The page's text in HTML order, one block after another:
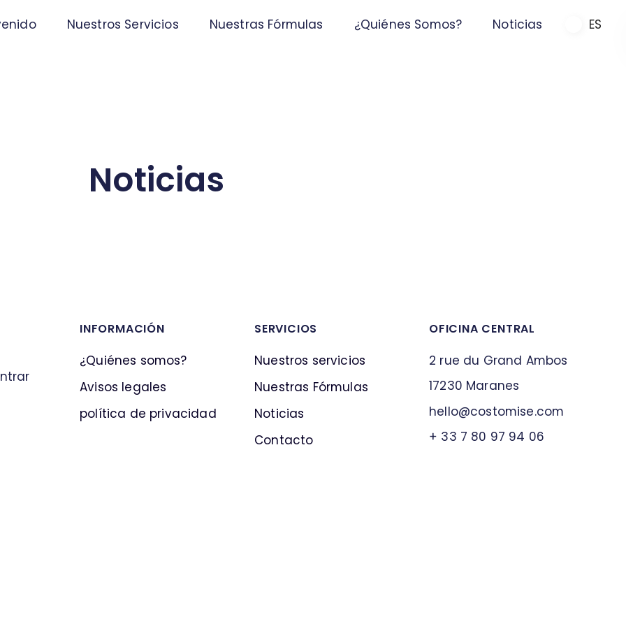
Nuestros Servicios Nuestras Fórmulas ¿Quiénes Somos? Noticias ES
Noticias
INFORMACIÓN
¿Quiénes somos?
Avisos legales
política de privacidad
SERVICIOS
Nuestros servicios
Nuestras Fórmulas
Noticias
Contacto
OFICINA CENTRAL
2 rue du Grand Ambos
17230 Maranes
moc.e
simot
soc@o
lleh
+ 33 7 80 97 94 06